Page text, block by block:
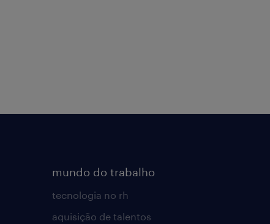
mundo do trabalho
tecnologia no rh
aquisição de talentos